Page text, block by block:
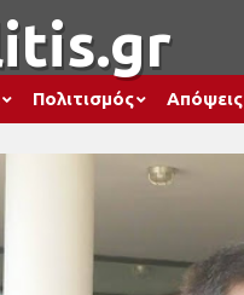
Πολιτισμός Απόψεις